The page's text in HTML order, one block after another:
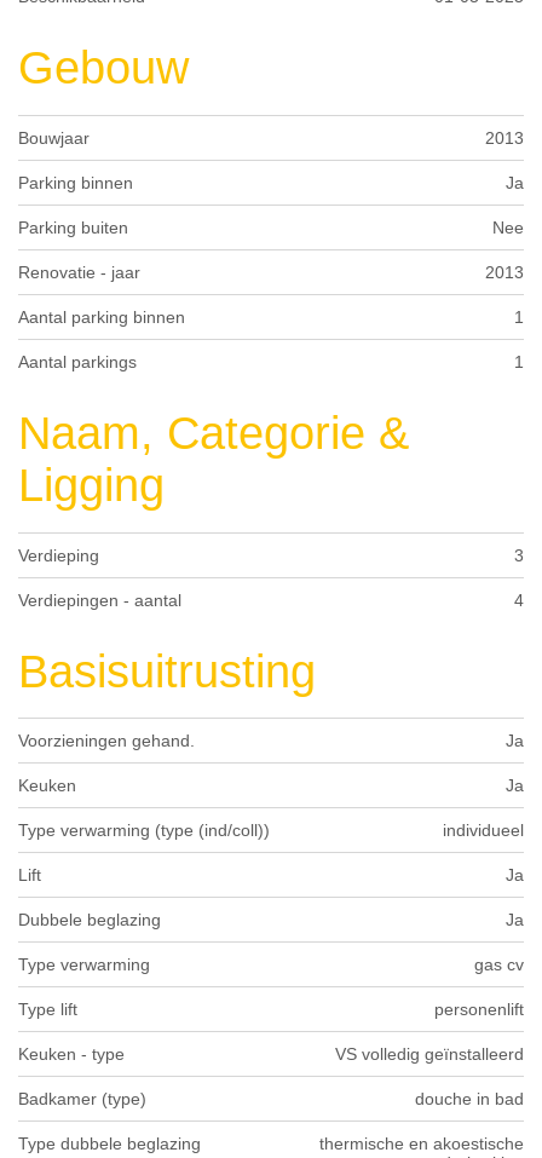
Gebouw
Bouwjaar 2013
Parking binnen Ja
Parking buiten Nee
Renovatie - jaar 2013
Aantal parking binnen 1
Aantal parkings 1
Naam, Categorie &
Ligging
Verdieping 3
Verdiepingen - aantal 4
Basisuitrusting
Voorzieningen gehand. Ja
Keuken Ja
Type verwarming (type (ind/coll)) individueel
Lift Ja
Dubbele beglazing Ja
Type verwarming gas cv
Type lift personenlift
Keuken - type VS volledig geïnstalleerd
Badkamer (type) douche in bad
Type dubbele beglazing
thermische en akoestische